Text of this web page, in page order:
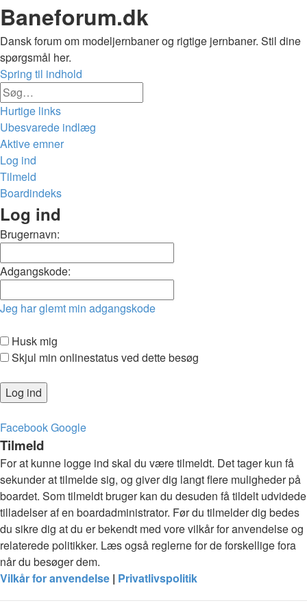
Baneforum.dk
Dansk forum om modeljernbaner og rigtige jernbaner. Stil dine
spørgsmål her.
Spring til indhold
Hurtige links
Ubesvarede indlæg
Aktive emner
Log ind
Tilmeld
Boardindeks
Søg
Log ind
Brugernavn:
Adgangskode:
Jeg har glemt min adgangskode
Husk mig
Skjul min onlinestatus ved dette besøg
FacebookGoogle
Tilmeld
For at kunne logge ind skal du være tilmeldt. Det tager kun få
sekunder at tilmelde sig, og giver dig langt flere muligheder på
boardet. Som tilmeldt bruger kan du desuden få tildelt udvidede
tilladelser af en boardadministrator. Før du tilmelder dig bedes
du sikre dig at du er bekendt med vore vilkår for anvendelse og
relaterede politikker. Læs også reglerne for de forskellige fora
når du besøger dem.
Vilkår for anvendelse | Privatlivspolitik